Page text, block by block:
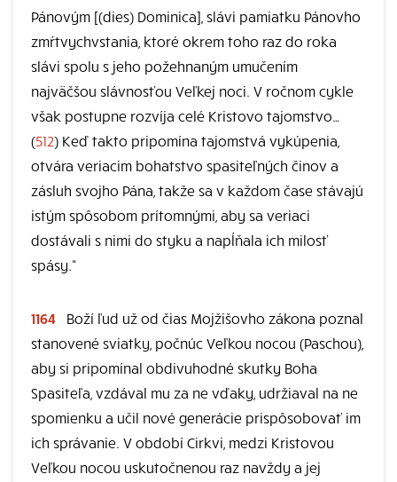
Pánovým [(dies) Dominica], slávi pamiatku Pánovho
zmŕtvychvstania, ktoré okrem toho raz do roka
slávi spolu s jeho požehnaným umučením
najväčšou slávnosťou Veľkej noci. V ročnom cykle
však postupne rozvíja celé Kristovo tajomstvo…
(512) Keď takto pripomína tajomstvá vykúpenia,
otvára veriacim bohatstvo spasiteľných činov a
zásluh svojho Pána, takže sa v každom čase stávajú
istým spôsobom prítomnými, aby sa veriaci
dostávali s nimi do styku a napĺňala ich milosť
spásy.“
1164
Boží ľud už od čias Mojžišovho zákona poznal
stanovené sviatky, počnúc Veľkou nocou (Paschou),
aby si pripomínal obdivuhodné skutky Boha
Spasiteľa, vzdával mu za ne vďaky, udržiaval na ne
spomienku a učil nové generácie prispôsobovať im
ich správanie. V období Cirkvi, medzi Kristovou
Veľkou nocou uskutočnenou raz navždy a jej